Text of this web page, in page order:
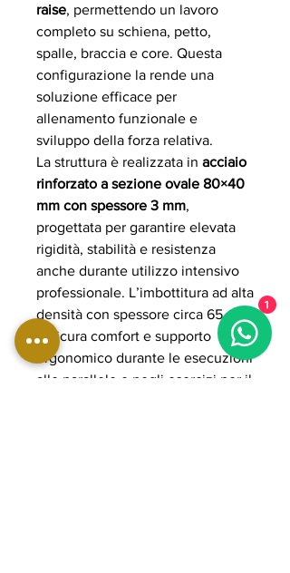
raise, permettendo un lavoro
completo su schiena, petto,
spalle, braccia e core. Questa
configurazione la rende una
soluzione efficace per
allenamento funzionale e
sviluppo della forza relativa.
La struttura è realizzata in acciaio
rinforzato a sezione ovale 80×40
mm con spessore 3 mm,
progettata per garantire elevata
rigidità, stabilità e resistenza
anche durante utilizzo intensivo
professionale. L’imbottitura ad alta
densità con spessore circa 65 mm
assicura comfort e supporto
ergonomico durante le esecuzioni
alle parallele e negli esercizi per il
1